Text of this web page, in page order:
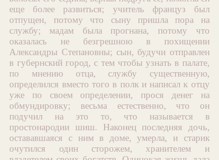
еще более развиться; учитель француз был
отпущен, потому что сыну пришла пора на
службу; мадам была прогнана, потому что
оказалась не безгрешною в похищении
Александры Степановны; сын, будучи отправлен
в губернский город, с тем чтобы узнать в палате,
по мнению отца, службу существенную,
определился вместо того в полк и написал к отцу
уже по своем определении, прося денег на
обмундировку; весьма естественно, что он
подучил на это то, что называется в
простонародии шиш. Наконец последняя дочь,
остававшаяся с ним в доме, умерла, и старик
очутился один сторожем, хранителем и